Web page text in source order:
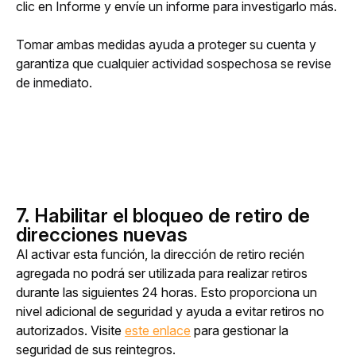
clic en Informe y envíe un informe para investigarlo más.
Tomar ambas medidas ayuda a proteger su cuenta y
garantiza que cualquier actividad sospechosa se revise
de inmediato.
7. Habilitar el bloqueo de retiro de
direcciones nuevas
Al activar esta función, la dirección de retiro recién
agregada no podrá ser utilizada para realizar retiros
durante las siguientes 24 horas. Esto proporciona un
nivel adicional de seguridad y ayuda a evitar retiros no
autorizados. Visite este enlace para gestionar la
seguridad de sus reintegros.